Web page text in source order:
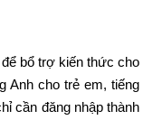
bổ trợ kiến thức cho
Anh cho trẻ em, tiếng
cần đăng nhập thành